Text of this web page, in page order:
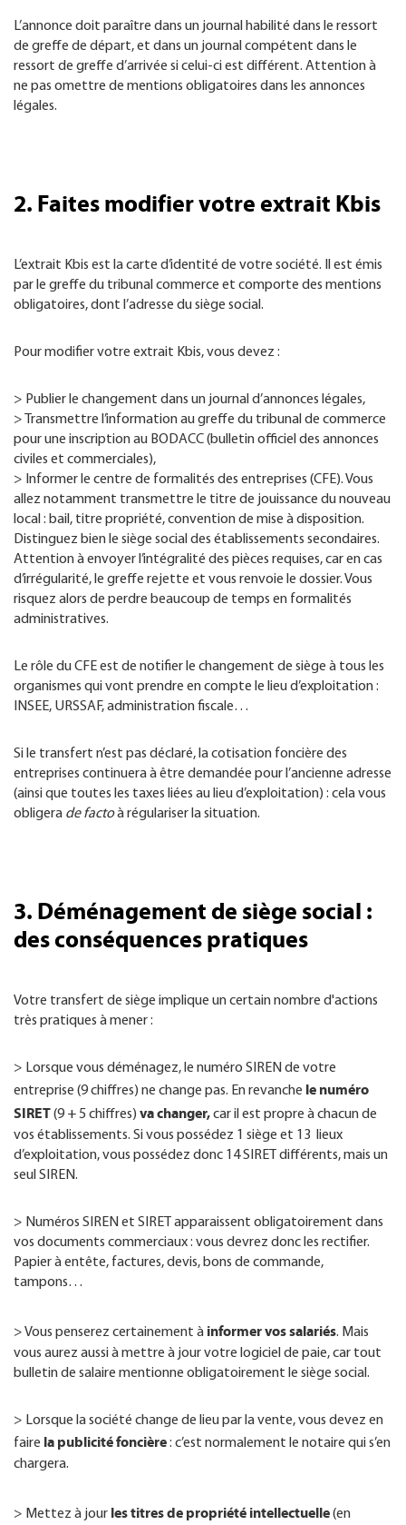
L’annonce doit paraître dans un journal habilité dans le ressort
de greffe de départ, et dans un journal compétent dans le
ressort de greffe d’arrivée si celui-ci est différent. Attention à
ne pas omettre de mentions obligatoires dans les annonces
légales.
2. Faites modifier votre extrait Kbis
L’extrait Kbis est la carte d’identité de votre société. Il est émis
par le greffe du tribunal commerce et comporte des mentions
obligatoires, dont l’adresse du siège social.
Pour modifier votre extrait Kbis, vous devez :
> Publier le changement dans un journal d’annonces légales,
> Transmettre l’information au greffe du tribunal de commerce
pour une inscription au BODACC (bulletin officiel des annonces
civiles et commerciales),
> Informer le centre de formalités des entreprises (CFE). Vous
allez notamment transmettre le titre de jouissance du nouveau
local : bail, titre propriété, convention de mise à disposition.
Distinguez bien le siège social des établissements secondaires.
Attention à envoyer l’intégralité des pièces requises, car en cas
d’irrégularité, le greffe rejette et vous renvoie le dossier. Vous
risquez alors de perdre beaucoup de temps en formalités
administratives.
Le rôle du CFE est de notifier le changement de siège à tous les
organismes qui vont prendre en compte le lieu d’exploitation :
INSEE, URSSAF, administration fiscale…
Si le transfert n’est pas déclaré, la cotisation foncière des
entreprises continuera à être demandée pour l’ancienne adresse
(ainsi que toutes les taxes liées au lieu d’exploitation) : cela vous
obligera de factoà régulariser la situation.
3. Déménagement de siège social :
des conséquences pratiques
Votre transfert de siège implique un certain nombre d'actions
très pratiques à mener :
> Lorsque vous déménagez, le numéro SIREN de votre
entreprise (9 chiffres) ne change pas. En revanche le numéro
SIRET(9 + 5 chiffres) va changer,car il est propre à chacun de
vos établissements. Si vous possédez 1 siège et 13 lieux
d’exploitation, vous possédez donc 14 SIRET différents, mais un
seul SIREN.
> Numéros SIREN et SIRET apparaissent obligatoirement dans
vos documents commerciaux : vous devrez donc les rectifier.
Papier à entête, factures, devis, bons de commande,
tampons…
> Vous penserez certainement à informer vos salariés. Mais
vous aurez aussi à mettre à jour votre logiciel de paie, car tout
bulletin de salaire mentionne obligatoirement le siège social.
> Lorsque la société change de lieu par la vente, vous devez en
faire la publicité foncière: c’est normalement le notaire qui s’en
chargera.
> Mettez à jour les titres de propriété intellectuelle(en